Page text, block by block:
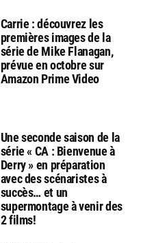
Carrie : découvrez les
premières images de la
série de Mike Flanagan,
prévue en octobre sur
Amazon Prime Video
Une seconde saison de la
série « CA : Bienvenue à
Derry » en préparation
avec des scénaristes à
succès… et un
supermontage à venir des
2 films!